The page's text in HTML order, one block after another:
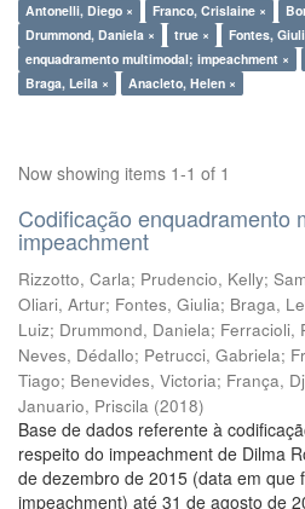
Antonelli, Diego × Franco, Crislaine ×
Drummond, Daniela ×
true ×
Fontes,
enquadramento multimodal; impeachment ×
Braga, Leila ×
Anacleto, Helen ×
Now showing items 1-1 of 1
Codificação enquadramento
impeachment
Rizzotto, Carla; Prudencio, Kelly;
Oliari, Artur; Fontes, Giulia; Braga,
Luiz; Drummond, Daniela; Ferracioli,
Neves, Dédallo; Petrucci, Gabriela;
Tiago; Benevides, Victoria; França,
Januario, Priscila (2018)
Base de dados referente à
respeito do impeachment de Dilma
de dezembro de 2015 (data em que
impeachment) até 31 de agosto de